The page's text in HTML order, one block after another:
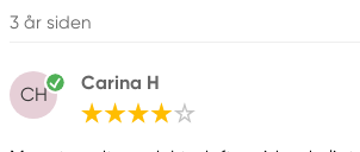
3 år siden
CH
Carina H